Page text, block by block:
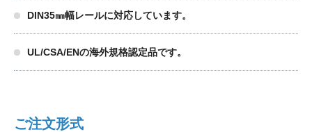
DIN35㎜幅レールに対応しています。
UL/CSA/ENの海外規格認定品です。
ご注文形式